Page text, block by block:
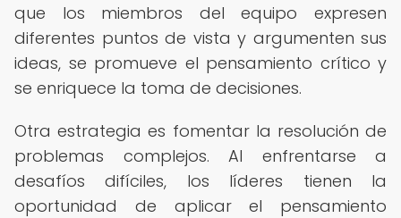
que los miembros del equipo expresen
diferentes puntos de vista y argumenten sus
ideas, se promueve el pensamiento crítico y
se enriquece la toma de decisiones.
Otra estrategia es fomentar la resolución de
problemas complejos. Al enfrentarse a
desafíos difíciles, los líderes tienen la
oportunidad de aplicar el pensamiento